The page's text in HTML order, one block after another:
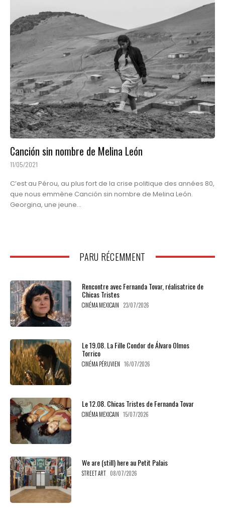
Canción sin nombre de Melina León
11/05/2021
C’est au Pérou, au plus fort de la crise politique des années 80,
que nous emmène Canción sin nombre de Melina León.
Georgina, une jeune...
PARU RÉCEMMENT
Rencontre avec Fernanda Tovar, réalisatrice de
Chicas Tristes
CINÉMA MEXICAIN 23/07/2026
Le 19.08. La Fille Condor de Álvaro Olmos
Torrico
CINÉMA PÉRUVIEN 16/07/2026
Le 12.08. Chicas Tristes de Fernanda Tovar
CINÉMA MEXICAIN 15/07/2026
We are (still) here au Petit Palais
STREET ART 08/07/2026